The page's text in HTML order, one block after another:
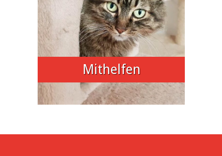
Mithelfen